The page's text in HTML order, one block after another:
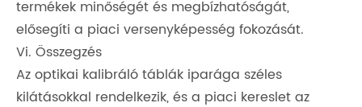
termékek minőségét és megbízhatóságát,
elősegíti a piaci versenyképesség fokozását.
Vi. Összegzés
Az optikai kalibráló táblák iparága széles
kilátásokkal rendelkezik, és a piaci kereslet az